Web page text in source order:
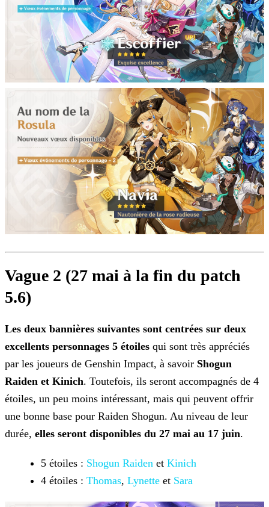
Vague 2 (27 mai à la fin du patch
5.6)
Les deux bannières suivantes sont centrées sur deux
excellents personnages 5 étoiles qui sont très appréciés
par les joueurs de Genshin Impact, à savoir Shogun
Raiden et Kinich. Toutefois, ils seront accompagnés de 4
étoiles, un peu moins intéressant, mais qui peuvent offrir
une bonne base pour Raiden Shogun. Au niveau de leur
durée, elles seront disponibles du 27 mai au 17 juin.
5 étoiles : Shogun Raiden et Kinich
4 étoiles : Thomas, Lynette et Sara